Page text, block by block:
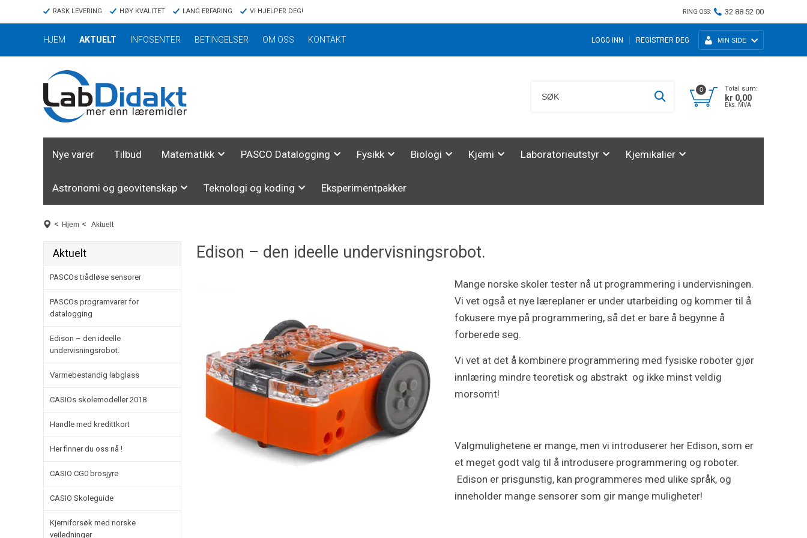
RASK LEVERING HØY KVALITET LANG ERFARING VI HJELPER DEG! RING OSS: 32 88 52 00
HJEM AKTUELT INFOSENTER BETINGELSER OM OSS KONTAKT MIN SIDE
LOGG INN REGISTRER DEG
0 Total sum:
kr 0,00
Eks. MVA
Nye varer Tilbud Matematikk PASCO Datalogging Fysikk Biologi Kjemi Laboratorieutstyr Kjemikalier
Astronomi og geovitenskap Teknologi og koding Eksperimentpakker
< Hjem < Aktuelt
Aktuelt
PASCOs trådløse sensorer
PASCOs programvarer for
datalogging
Edison – den ideelle
undervisningsrobot.
Varmebestandig labglass
CASIOs skolemodeller 2018
Handle med kredittkort
Her finner du oss nå !
CASIO CG0 brosjyre
CASIO Skoleguide
Kjemiforsøk med norske
veiledninger
Edison – den ideelle undervisningsrobot.
Mange norske skoler tester nå ut programmering i undervisningen.
Vi vet også et nye læreplaner er under utarbeiding og kommer til å
fokusere mye på programmering, så det er bare å begynne å
forberede seg.
Vi vet at det å kombinere programmering med fysiske roboter gjør
innlæring mindre teoretisk og abstrakt og ikke minst veldig
morsomt!
Valgmulighetene er mange, men vi introduserer her Edison, som er
et meget godt valg til å introdusere programmering og roboter.
Edison er prisgunstig, kan programmeres med ulike språk, og
inneholder mange sensorer som gir mange muligheter!